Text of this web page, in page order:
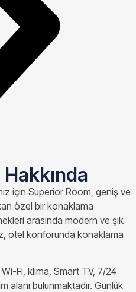
için Superior Room, geniş ve
özel bir konaklama
arasında modern ve şık
otel konforunda konaklama
Wi-Fi, klima, Smart TV, 7/24
alanı bulunmaktadır. Günlük